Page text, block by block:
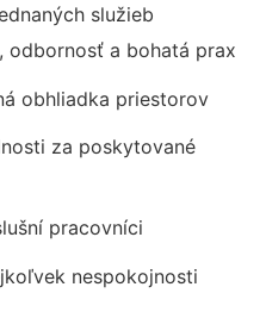
služieb
odbornosť a bohatá prax
obhliadka priestorov
za poskytované
pracovníci
nespokojnosti